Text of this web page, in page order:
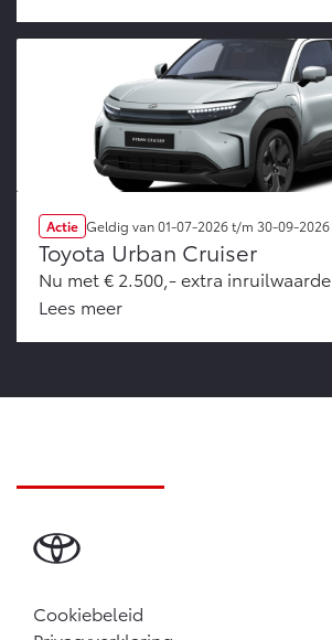
Actie Geldig van01-07-2026t/m 30-09-2026
Toyota Urban Cruiser
Nu met € 2.500,- extra inruilwaarde
Lees meer
Cookiebeleid